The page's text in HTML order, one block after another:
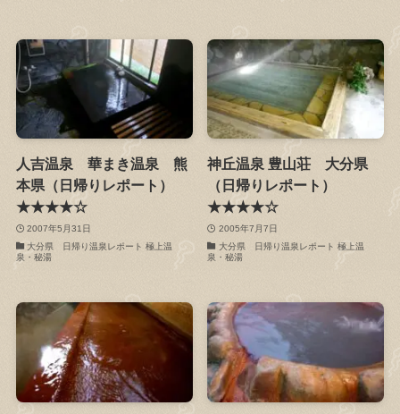
人吉温泉 華まき温泉 熊
本県（日帰りレポート）
★★★★☆
2007年5月31日
大分県 日帰り温泉レポート 極上温
泉・秘湯
神丘温泉 豊山荘 大分県
（日帰りレポート）
★★★★☆
2005年7月7日
大分県 日帰り温泉レポート 極上温
泉・秘湯